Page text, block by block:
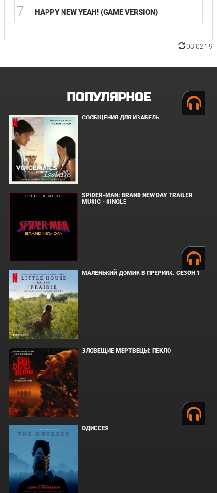
7 HAPPY NEW YEAH! (GAME VERSION)
03.02.19
ПОПУЛЯРНОЕ
СООБЩЕНИЯ ДЛЯ ИЗАБЕЛЬ
SPIDER-MAN: BRAND NEW DAY TRAILER
MUSIC - SINGLE
МАЛЕНЬКИЙ ДОМИК В ПРЕРИЯХ. СЕЗОН 1
ЗЛОВЕЩИЕ МЕРТВЕЦЫ: ПЕКЛО
ОДИССЕЯ